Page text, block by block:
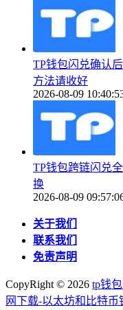
TP钱包闪兑确认
方法请收好
2026-08-09
TP钱包跨链闪兑
换
2026-08-09
关于我们
联系我们
免责声明
CopyRight © 2026 tp钱
网下载-以太坊和比特币